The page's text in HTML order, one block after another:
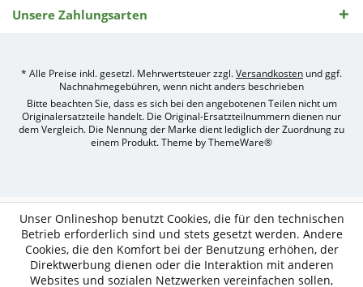
Unsere Zahlungsarten
* Alle Preise inkl. gesetzl. Mehrwertsteuer zzgl.Versandkosten und ggf.
Nachnahmegebühren, wenn nicht anders beschrieben
Bitte beachten Sie, dass es sich bei den angebotenen Teilen nicht um
Originalersatzteile handelt. Die Original-Ersatzteilnummern dienen nur
dem Vergleich. Die Nennung der Marke dient lediglich der Zuordnung zu
einem Produkt. Theme byThemeWare®
Shops
durch
nitio
mediasign,
Unser Onlineshop benutzt Cookies, die für den technischen
Betrieb erforderlich sind und stets gesetzt werden. Andere
Cookies, die den Komfort bei der Benutzung erhöhen, der
Direktwerbung dienen oder die Interaktion mit anderen
Websites und sozialen Netzwerken vereinfachen sollen,